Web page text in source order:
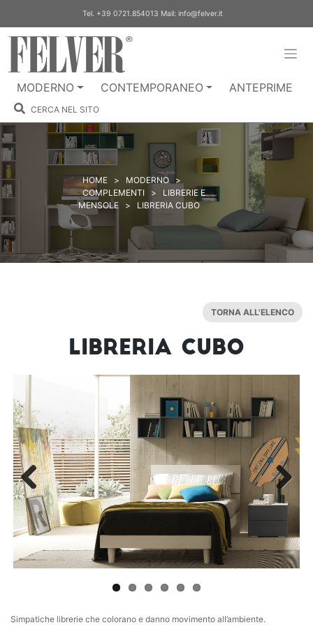
content
Tel. +39 0721.854013 Mail:info@felver.it
MODERNO CONTEMPORANEO ANTEPRIME
CERCA NEL SITO
HOME > MODERNO
>
COMPLEMENTI
>
LIBRERIE E
MENSOLE
> LIBRERIA CUBO
TORNA ALL'ELENCO
LIBRERIA CUBO
Previous Next
Simpatiche librerie che colorano e danno movimento all’ambiente.